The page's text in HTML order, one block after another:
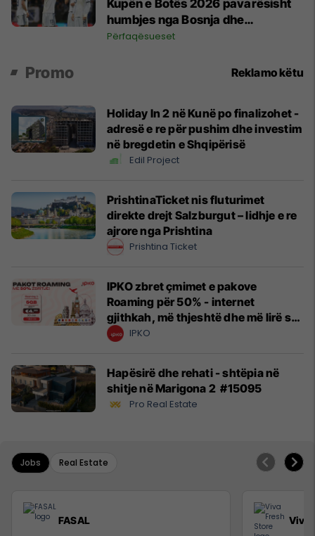
Kupën e Botës 2026 pavarësisht
humbjes nga Bosnja dhe
Hercegovina
Përfaqësueset
Promo Reklamo këtu
Holiday In 2 në Kunë po finalizohet -
adresë e re për pushim dhe investim
në bregdetin e Shqipërisë
Edil Project
PrishtinaTicket nis fluturimet
direkte drejt Salzburgut – lidhje e re
ajrore nga Prishtina
Prishtina Ticket
IPKO zbret çmimet e pakove
Roaming për 50% - internet
gjithkah, më thjeshtë dhe më lirë se
kurrë!IPKO
Hapësirë dhe rehati - shtëpia në
shitje në Marigona 2 #15095
Pro Real Estate
Jobs Real Estate
FASAL Viva